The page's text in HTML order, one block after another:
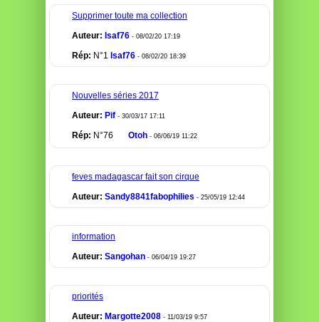
Supprimer toute ma collection
Auteur: Isaf76 - 08/02/20 17:19
Rép: N°1 Isaf76 - 08/02/20 18:39
Nouvelles séries 2017
Auteur: Pif - 30/03/17 17:11
Rép: N°76 Otoh - 06/06/19 11:22
feves madagascar fait son cirque
Auteur: Sandy8841fabophilies - 25/05/19 12:44
information
Auteur: Sangohan - 06/04/19 19:27
priorités
Auteur: Margotte2008 - 11/03/19 9:57